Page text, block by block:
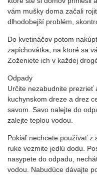
vám mušky doma začali
dlhodobejší problém,
Do kvetináčov potom
zapichovátka, na ktoré sa
Zoženiete ich v každej
Odpady
Určite nezabudnite prezrieť
kuchynskom dreze a drez
savom. Savo nalejte do
zalejte teplou vodou.
Pokiaľ nechcete používať z
ruke vezmite jedlú dodu.
nasypete do odpadu,
vodou. Nabudúce dávajte